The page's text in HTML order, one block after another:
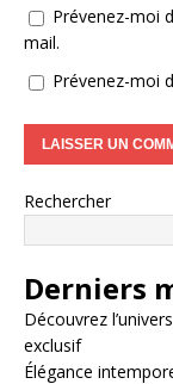
Prévenez-moi
mail.
Prévenez-moi
Rechercher
Derniers
Découvrez
exclusif
Élégance